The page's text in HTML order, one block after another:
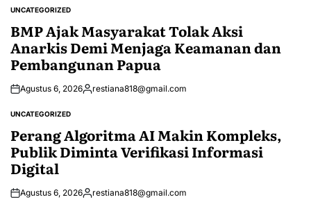
POSTED
UNCATEGORIZED
BMP Ajak Masyarakat Tolak Aksi
Anarkis Demi Menjaga Keamanan dan
Pembangunan Papua
Agustus 6, 2026Posted
restiana818@gmail.com
POSTED
UNCATEGORIZED
Perang Algoritma AI Makin Kompleks,
Publik Diminta Verifikasi Informasi
Digital
Agustus 6, 2026Posted
restiana818@gmail.com